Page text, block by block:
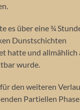
es über eine ¾
Dunstschichten
hatte und allmählich
wurde.
den weiteren
Partiellen